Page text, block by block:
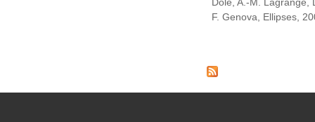
F. Genova, Ellipses,